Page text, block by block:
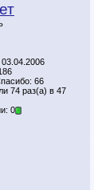
03.04.2006
66
74 раз(а) в 47
0